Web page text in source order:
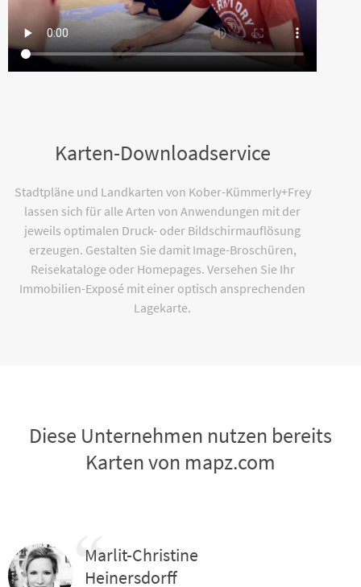
Karten-Downloadservice
Stadtpläne und Landkarten von Kober-Kümmerly+Frey
lassen sich für alle Arten von Anwendungen mit der
jeweils optimalen Druck- oder Bildschirmauflösung
erzeugen. Gestalten Sie damit Image-Broschüren,
Reisekataloge oder Homepages. Versehen Sie Ihr
Immobilien-Exposé mit einer optisch ansprechenden
Lagekarte.
Diese Unternehmen nutzen bereits
Karten von mapz.com
Marlit-Christine
Heinersdorff